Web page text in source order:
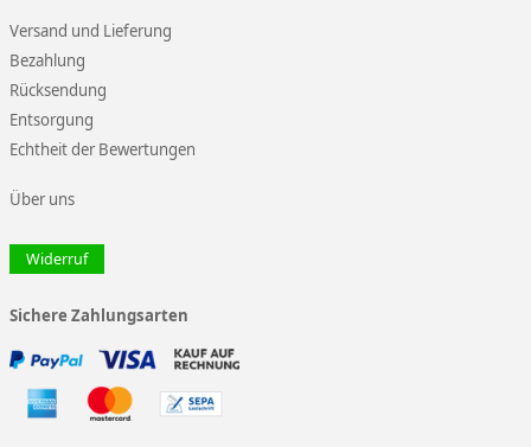
Versand und Lieferung
Bezahlung
Rücksendung
Entsorgung
Echtheit der Bewertungen
Über uns
Widerruf
Sichere Zahlungsarten